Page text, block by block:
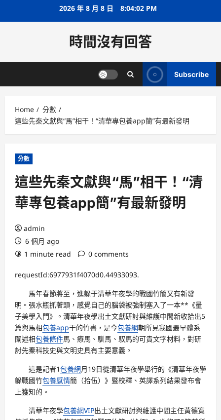
2026 年 8 月 8 日 8:04:02 PM
時間沒有回答
Subscribe
Home
分數
這些先秦文獻與“馬”相干！“清華專包養app簡”有最新發明
分數
這些先秦文獻與“馬”相干！“清
華專包養app簡”有最新發明
admin
6 個月 ago
1 minute read
0 comments
requestId:6977931f4070d0.44933093.
馬年春節將至，進躲于清華年夜學的戰國竹簡又有新發
明。張水瓶抓著頭，感覺自己的腦袋被強制塞入了一本**《量
子美學入門》。清華年夜學出土文獻研討與維護中間新收拾出5
篇與馬相包養app干的竹書，是今包養網朝所見我國最早體系
闡述相包養條件馬、療馬、馴馬、馭馬的可貴文字材料，對研
討先秦科技史與文明史具有主要意義。
這是記者1包養網月19日從清華年夜學舉行的《清華年夜學
躲戰國竹包養感情簡（拾伍）》暨校釋、英譯系列結果發布會
上獲知的。
清華年夜學包養網VIP出土文獻研討與維護中間主任黃德寬